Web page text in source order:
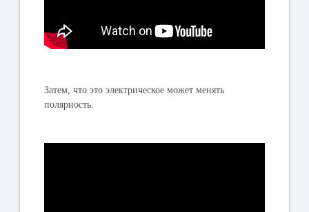
Затем, что это электрическое может менять
полярность.